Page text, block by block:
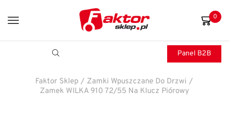
0
Panel B2B
Faktor Sklep / Zamki Wpuszczane Do Drzwi /
Zamek WILKA 910 72/55 Na Klucz Piórowy